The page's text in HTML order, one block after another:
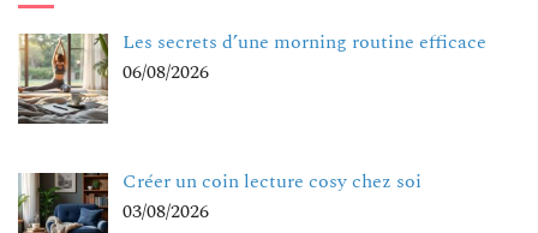
Les secrets d’une morning routine efficace
06/08/2026
Créer un coin lecture cosy chez soi
03/08/2026